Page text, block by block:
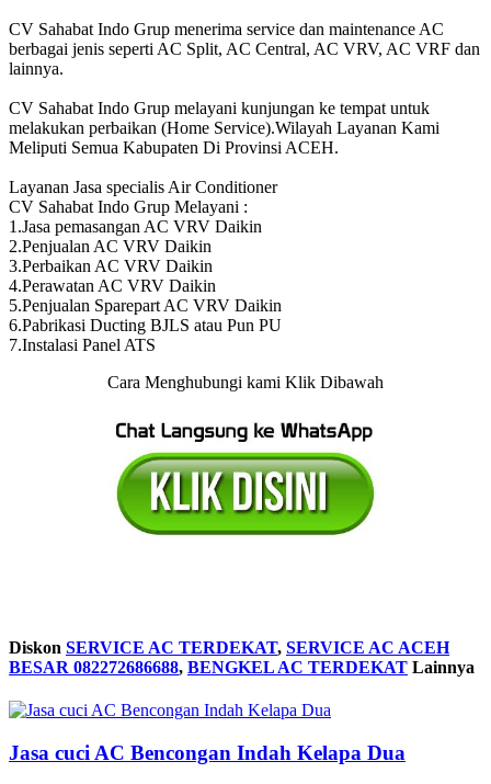
CV Sahabat Indo Grup menerima service dan maintenance AC
berbagai jenis seperti AC Split, AC Central, AC VRV, AC VRF dan
lainnya.
CV Sahabat Indo Grup melayani kunjungan ke tempat untuk
melakukan perbaikan (Home Service).Wilayah Layanan Kami
Meliputi Semua Kabupaten Di Provinsi ACEH.
Layanan Jasa specialis Air Conditioner
CV Sahabat Indo Grup Melayani :
1.Jasa pemasangan AC VRV Daikin
2.Penjualan AC VRV Daikin
3.Perbaikan AC VRV Daikin
4.Perawatan AC VRV Daikin
5.Penjualan Sparepart AC VRV Daikin
6.Pabrikasi Ducting BJLS atau Pun PU
7.Instalasi Panel ATS
Cara Menghubungi kami Klik Dibawah
Diskon SERVICE AC TERDEKAT, SERVICE AC ACEH
BESAR 082272686688, BENGKEL AC TERDEKAT Lainnya
Jasa cuci AC Bencongan Indah Kelapa Dua